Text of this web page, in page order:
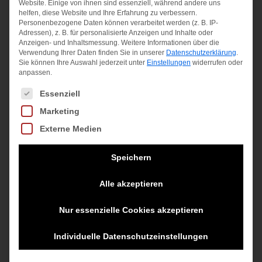
Angebot!
G NK DRY SHORT
Website. Einige von ihnen sind essenziell, während andere uns
helfen, diese Website und Ihre Erfahrung zu verbessern.
Personenbezogene Daten können verarbeitet werden (z. B. IP-
Adressen), z. B. für personalisierte Anzeigen und Inhalte oder
Anzeigen- und Inhaltsmessung. Weitere Informationen über die
Verwendung Ihrer Daten finden Sie in unserer Datenschutzerklärung.
Sie können Ihre Auswahl jederzeit unter Einstellungen widerrufen oder
anpassen.
Es folgt eine Liste der Service-Gruppen, für die eine
Essenziell
Marketing
Externe Medien
Speichern
Alle akzeptieren
Nur essenzielle Cookies akzeptieren
Individuelle Datenschutzeinstellungen